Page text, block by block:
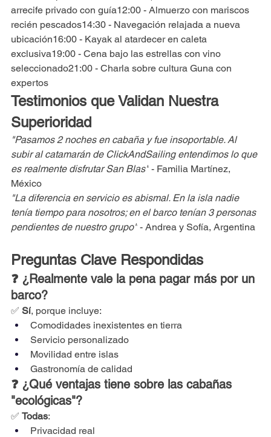
arrecife privado con guía12:00 - Almuerzo con mariscos
recién pescados14:30 - Navegación relajada a nueva
ubicación16:00 - Kayak al atardecer en caleta
exclusiva19:00 - Cena bajo las estrellas con vino
seleccionado21:00 - Charla sobre cultura Guna con
expertos
Testimonios que Validan Nuestra
Superioridad
"Pasamos 2 noches en cabaña y fue insoportable. Al
subir al catamarán de ClickAndSailing entendimos lo que
es realmente disfrutar San Blas" - Familia Martínez,
México
"La diferencia en servicio es abismal. En la isla nadie
tenía tiempo para nosotros; en el barco tenían 3 personas
pendientes de nuestro grupo" - Andrea y Sofía, Argentina
Preguntas Clave Respondidas
❓ ¿Realmente vale la pena pagar más por un
barco?
✅ Sí, porque incluye:
Comodidades inexistentes en tierra
Servicio personalizado
Movilidad entre islas
Gastronomía de calidad
❓ ¿Qué ventajas tiene sobre las cabañas
"ecológicas"?
✅ Todas:
Privacidad real